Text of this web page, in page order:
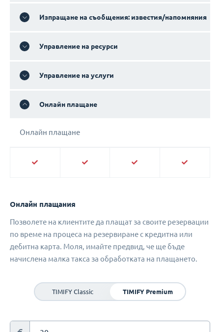
Изпращане на съобщения: известия/напомняния
Управление на ресурси
Управление на услуги
Онлайн плащане
Онлайн плащане
Онлайн плащания
Позволете на клиентите да плащат за своите резервации
по време на процеса на резервиране с кредитна или
дебитна карта. Моля, имайте предвид, че ще бъде
начислена малка такса за обработката на плащането.
TIMIFY Classic TIMIFY Premium